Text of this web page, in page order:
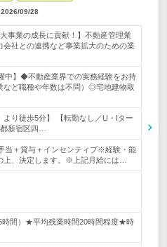
2026/09/28
事業の成長に貢献！】不動産管理業
会社との連携など事業拡大のための業
中】◆不動産業界での実務経験をお持
など職種や年数は不問）◎宅地建物取
より徒歩5分】 【転勤なし／U・Iター
新宿区四…
当＋賞与＋インセンティブ※経験・能
上、決定します。※上記月給には…
時間）★平均残業時間20時間程度★時